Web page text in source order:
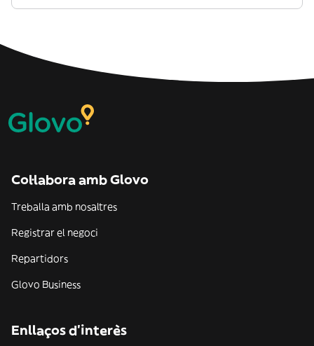
Col·labora amb Glovo
Treballa amb nosaltres
Registrar el negoci
Repartidors
Glovo Business
Enllaços d'interès